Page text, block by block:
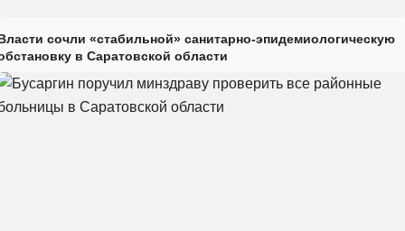
сочли «стабильной» санитарно-эпидемиологическую
в Саратовской области